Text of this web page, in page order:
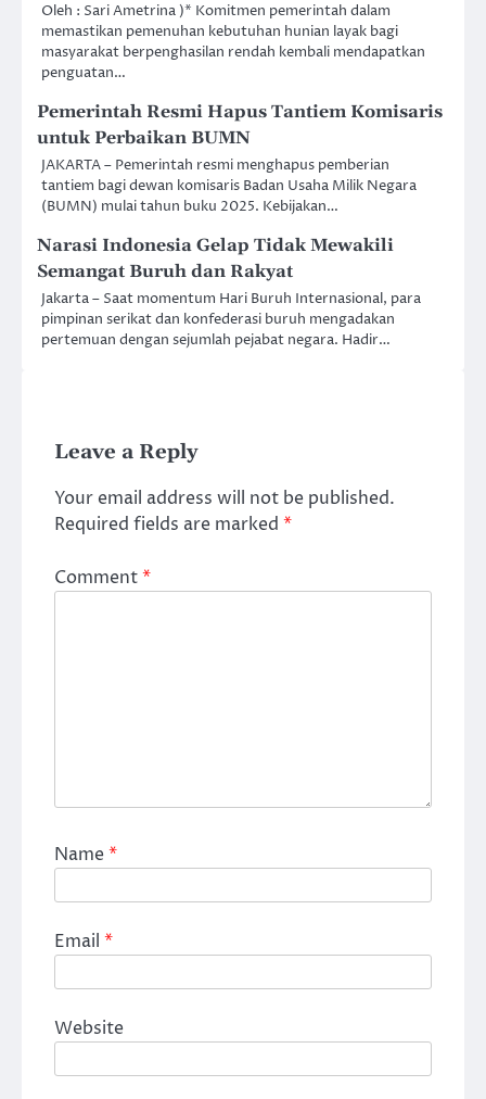
Oleh : Sari Ametrina )* Komitmen pemerintah dalam
memastikan pemenuhan kebutuhan hunian layak bagi
masyarakat berpenghasilan rendah kembali mendapatkan
penguatan…
Pemerintah Resmi Hapus Tantiem Komisaris
untuk Perbaikan BUMN
JAKARTA – Pemerintah resmi menghapus pemberian
tantiem bagi dewan komisaris Badan Usaha Milik Negara
(BUMN) mulai tahun buku 2025. Kebijakan…
Narasi Indonesia Gelap Tidak Mewakili
Semangat Buruh dan Rakyat
Jakarta – Saat momentum Hari Buruh Internasional, para
pimpinan serikat dan konfederasi buruh mengadakan
pertemuan dengan sejumlah pejabat negara. Hadir…
Leave a Reply
Your email address will not be published.
Required fields are marked *
Comment*
Name*
Email *
Website